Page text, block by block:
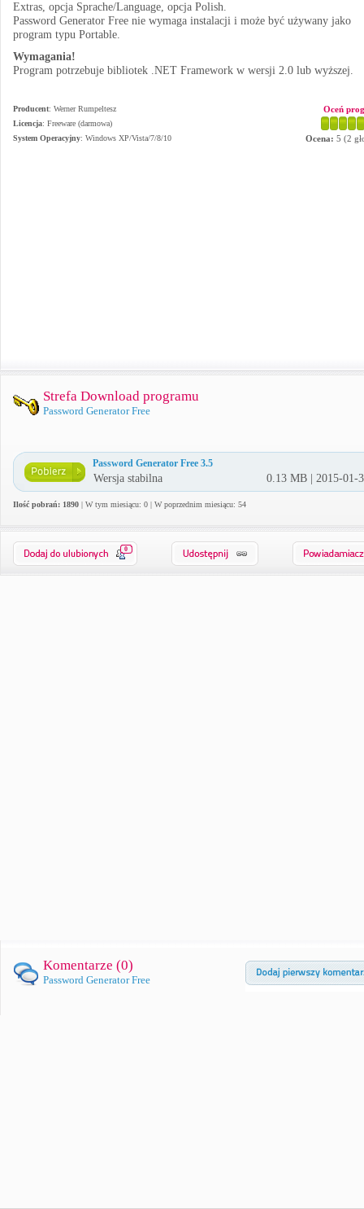
Extras, opcja Sprache/Language, opcja Polish.
Password Generator Free nie wymaga instalacji i może być używany jako
program typu Portable.
Wymagania!
Program potrzebuje bibliotek .NET Framework w wersji 2.0 lub wyższej.
Producent: Werner Rumpeltesz
Licencja: Freeware (darmowa)
System Operacyjny: Windows XP/Vista/7/8/10
Oceń
Ocena: 5 (2
Strefa Download programu
Password Generator Free
Password Generator Free 3.5
Wersja stabilna 0.13 MB | 2015-01-
Ilość pobrań: 1890 | W tym miesiącu: 0 | W poprzednim miesiącu: 54
0
Komentarze (0)
Password Generator Free